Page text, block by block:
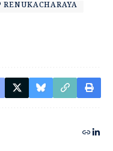
RENUKACHARAYA